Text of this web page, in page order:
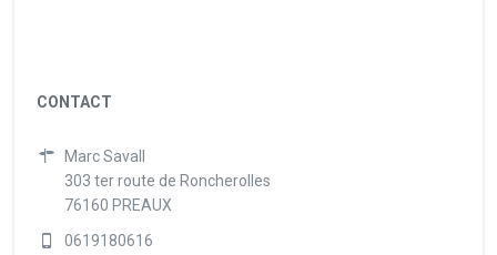
CONTACT
Marc Savall
303 ter route de Roncherolles
76160 PREAUX
0619180616